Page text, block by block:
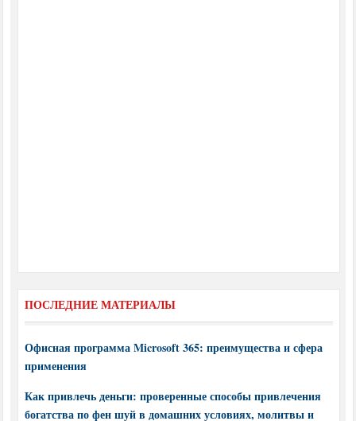
ПОСЛЕДНИЕ МАТЕРИАЛЫ
Офисная программа Microsoft 365: преимущества и сфера
применения
Как привлечь деньги: проверенные способы привлечения
богатства по фен шуй в домашних условиях, молитвы и